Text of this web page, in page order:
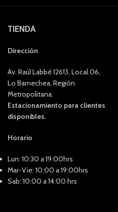
TIENDA
Dirección
Av. Raúl Labbé 12613, Local 06,
Lo Barnechea, Región
Metropolitana.
Estacionamiento para clientes
disponibles.
Horario
Lun: 10:30 a 19:00hrs
Mar-Vie: 10:00 a 19:00hrs
Sab: 10:00 a 14:00 hrs